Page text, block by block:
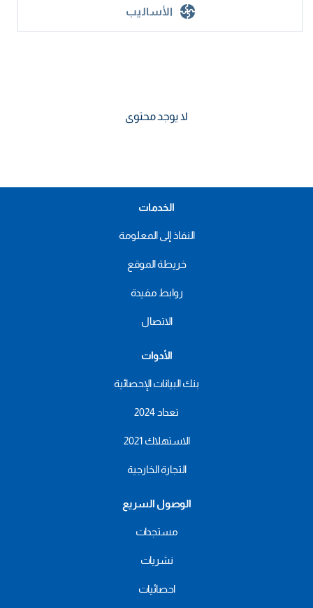
الأساليب
لا يوجد محتوى
الخدمات
النفاذ إلى المعلومة
خريطة الموقع
روابط مفيدة
الاتصال
الأدوات
بنك البيانات الإحصائية
تعداد 2024
الاستهلاك 2021
التجارة الخارجية
الوصول السريع
مستجدات
نشريات
احصائيات